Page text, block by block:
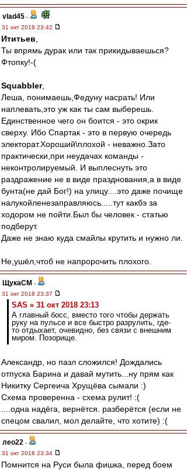
vlad45 -
31 окт 2018 23:42
Ититьев
Ты впрямь дурак или так прикидываешься?
Фтопку!-(
Squabbler,
Леша, понимаешь,Федуну насрать! Или
наплевать,это уж как ты сам выберешь.
Единственное чего он боится - это окрик
сверху. Ибо Спартак - это в первую очередь
электорат.Хороший\плохой - неважно.Зато
практически,при неудачах команды -
неконтролируемый. И выплеснуть это
раздражение не в виде празднования,а в виде
бунта(не дай Бог!) на улицу....это даже почище
налукойленезаправляюсь.....тут какбэ за
ходором не пойти.Был бы человек - статью
подберут.
Даже не знаю куда смайлы крутить и нужно ли.
Не,ушёл,чтоб не напророчить плохого.
ЩукаСМ -
31 окт 2018 23:37
SAS » 31 окт 2018 23:13
А главный босс, вместо того чтобы держать
руку на пульсе и все быстро разрулить, где-
то отдыхает, очевидно, без связи с внешним
миром. Позорище.
Александр, но пазл сложился! Дождались
отпуска Барина и давай мутить...ну прям как
Никитку Сергеича Хрущёва сымали :)
Схема проверенна - схема рулит! :(
....одна надёга, вернётся. разберётся (если не
спецом свалил, мол делайте, что хотите) :(
лео22 -
31 окт 2018 23:34
Помнится на Руси была фишка, перед боем